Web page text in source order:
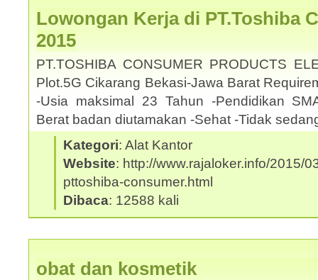
Lowongan Kerja di PT.Toshiba
2015
PT.TOSHIBA CONSUMER PRODUCTS
Plot.5G Cikarang Bekasi-Jawa Barat
-Usia maksimal 23 Tahun -Pendidikan
Berat badan diutamakan -Sehat -Tidak
Kategori: Alat Kantor
Website: http://www.rajaloker.info/2015/
pttoshiba-consumer.html
Dibaca: 12588 kali
obat dan kosmetik